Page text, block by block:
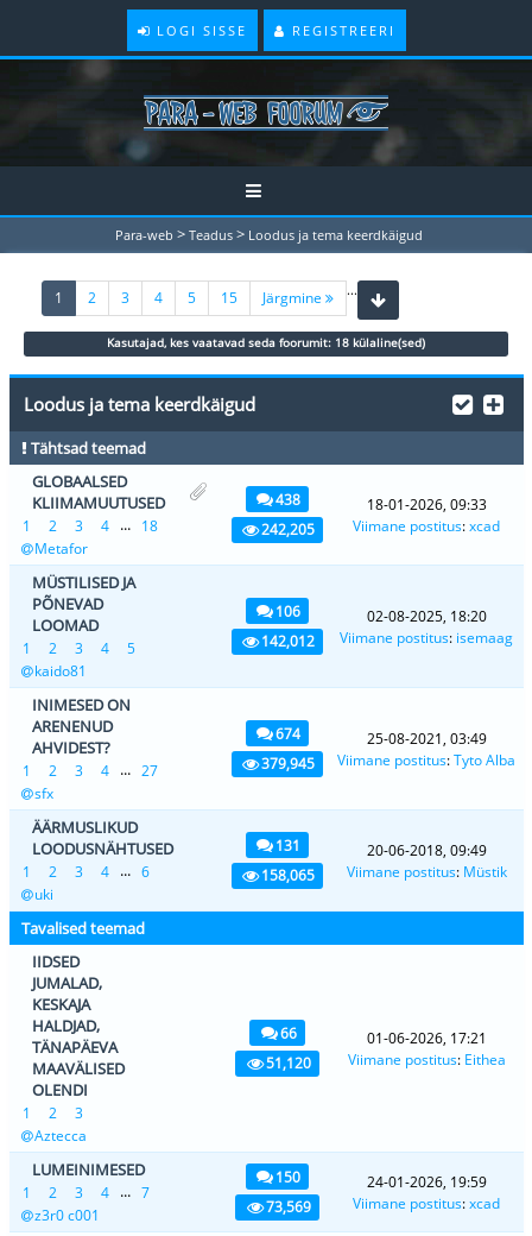
LOGI SISSE REGISTREERI
Para-web > Teadus > Loodus ja tema keerdkäigud
1 (current)
2 3 4 5 ...
15 Järgmine
Kasutajad, kes vaatavad seda foorumit: 18 külaline(sed)
Loodus ja tema keerdkäigud
Tähtsad teemad
GLOBAALSED
KLIIMAMUUTUSED
1 2 3 4 ... 18
Metafor
438
242,205
18-01-2026, 09:33
Viimane postitus:xcad
MÜSTILISED JA
PÕNEVAD
LOOMAD
1 2 3 4
5
kaido81
106
142,012
02-08-2025, 18:20
Viimane postitus: isemaag
INIMESED ON
ARENENUD
AHVIDEST?
1 2 3 4 ... 27
sfx
674
379,945
25-08-2021, 03:49
Viimane postitus:Tyto Alba
ÄÄRMUSLIKUD
LOODUSNÄHTUSED
1 2 3 4 ... 6
uki
131
158,065
20-06-2018, 09:49
Viimane postitus: Müstik
Tavalised teemad
IIDSED
JUMALAD,
KESKAJA
HALDJAD,
TÄNAPÄEVA
MAAVÄLISED
OLENDI
1 2
3
Aztecca
66
51,120
01-06-2026, 17:21
Viimane postitus: Eithea
LUMEINIMESED
1 2 3 4 ... 7
z3r0 c001
150
73,569
24-01-2026, 19:59
Viimane postitus:xcad